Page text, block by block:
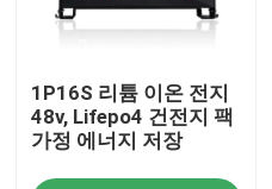
홈
1P16S 리튬 이온 전지
48v, Lifepo4 건전지 팩
가정 에너지 저장